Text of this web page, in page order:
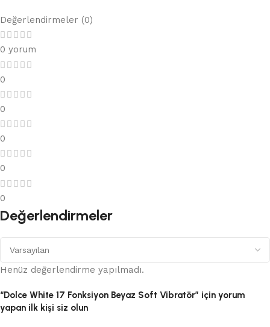
Değerlendirmeler (0)
0 yorum
0
0
0
0
0
Değerlendirmeler
Henüz değerlendirme yapılmadı.
“Dolce White 17 Fonksiyon Beyaz Soft Vibratör” için yorum
yapan ilk kişi siz olun